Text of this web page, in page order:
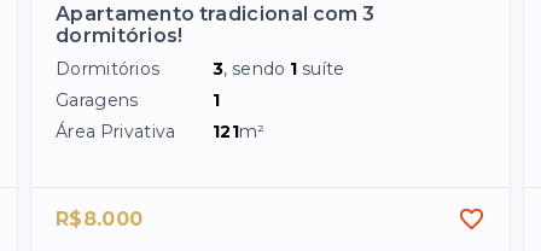
Apartamento tradicional com 3
dormitórios!
Dormitórios 3, sendo 1 suíte
Garagens
1
Área Privativa
121m²
R$8.000